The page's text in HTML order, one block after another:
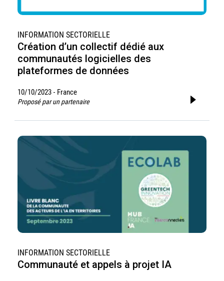
INFORMATION SECTORIELLE
Création d’un collectif dédié aux
communautés logicielles des
plateformes de données
10/10/2023 - France
Proposé par un partenaire
INFORMATION SECTORIELLE
Communauté et appels à projet IA